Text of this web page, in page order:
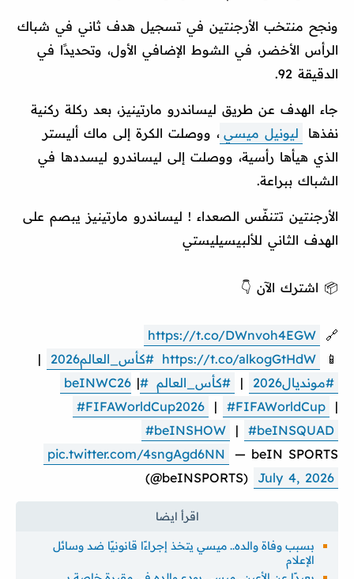
ونجح منتخب الأرجنتين في تسجيل هدف ثاني في شباك
الرأس الأخضر، في الشوط الإضافي الأول، وتحديدًا في
الدقيقة 92.
جاء الهدف عن طريق ليساندرو مارتينيز، بعد ركلة ركنية
نفذها
ليونيل ميسي ، ووصلت الكرة إلى ماك أليستر
الذي هيأها رأسية، ووصلت إلى ليساندرو ليسددها في
الشباك ببراعة.
الأرجنتين تتنفّس الصعداء ! ليساندرو مارتينيز يبصم على
الهدف الثاني للألبيسيليستي
📦 اشترك الآن 👇
🔗
https://t.co/DWnvoh4EGW
📱
https://t.co/alkogGtHdW #كأس_العالم2026
|
#مونديال2026
| #كأس_العالم #beINWC26
|
#FIFAWorldCup2026
| #FIFAWorldCup
|
#beINSHOW
|
#beINSQUAD
pic.twitter.com/4sngAgd6NN
— beIN SPORTS
(@beINSPORTS)
July 4, 2026
بسبب وفاة والده.. ميسي يتخذ إجراءًا قانونيًا ضد وسائل
الإعلام